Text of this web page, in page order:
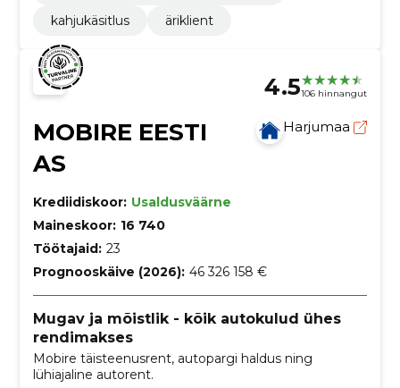
kahjukäsitlus
äriklient
4.5106 hinnangut
MOBIRE EESTI
AS
Harjumaa
Krediidiskoor: Usaldusväärne
Maineskoor: 16 740
Töötajaid: 23
Prognooskäive (2026): 46 326 158 €
Mugav ja mõistlik - kõik autokulud ühes
rendimakses
Mobire täisteenusrent, autopargi haldus ning
lühiajaline autorent.